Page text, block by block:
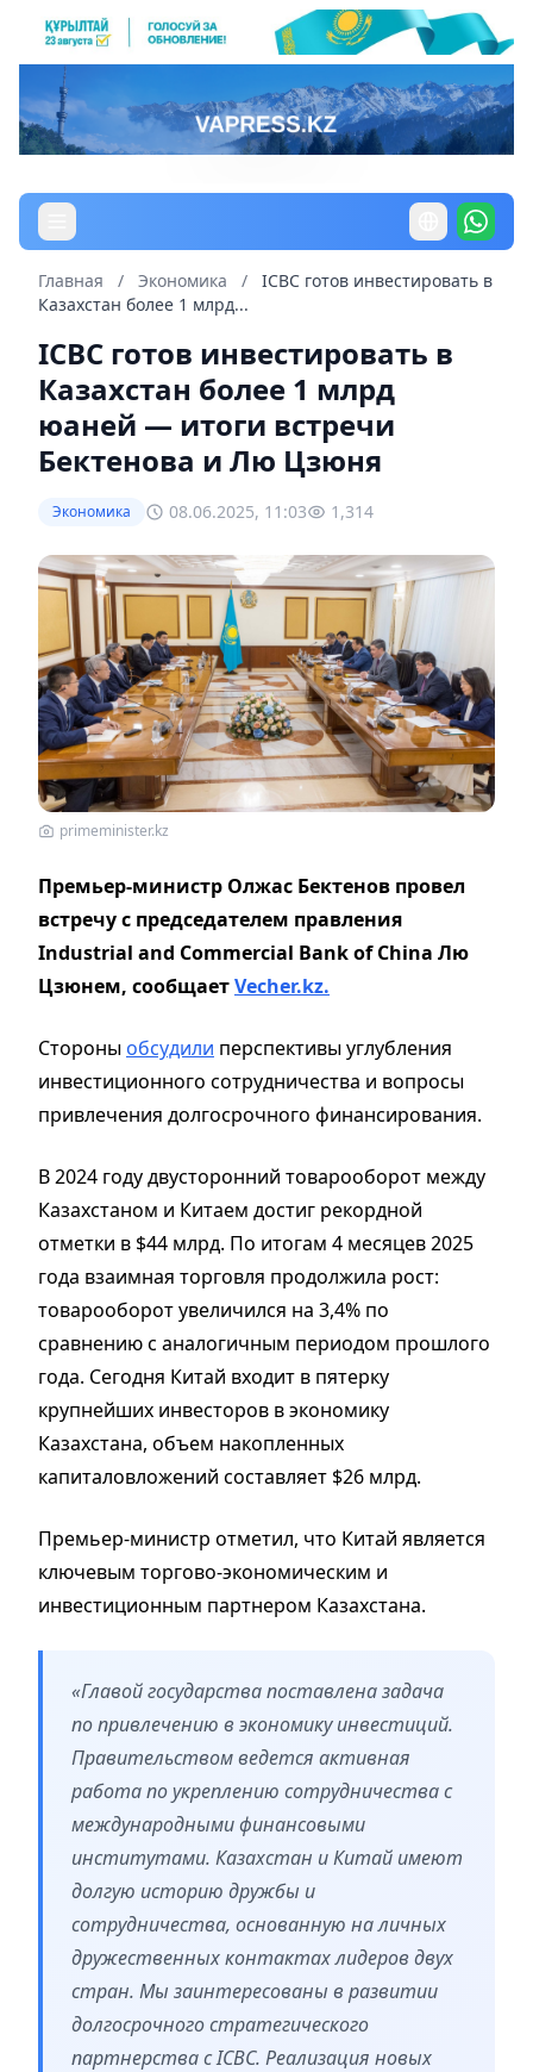
Главная / Экономика /
ICBC готов инвестировать в
Казахстан более 1 млрд...
ICBC готов инвестировать в
Казахстан более 1 млрд
юаней — итоги встречи
Бектенова и Лю Цзюня
Экономика 08.06.2025, 11:03 1,314
primeminister.kz
Премьер-министр Олжас Бектенов провел
встречу с председателем правления
Industrial and Commercial Bank of China Лю
Цзюнем, сообщаетVecher.kz.
Стороны обсудили перспективы углубления
инвестиционного сотрудничества и вопросы
привлечения долгосрочного финансирования.
В 2024 году двусторонний товарооборот между
Казахстаном и Китаем достиг рекордной
отметки в $44 млрд. По итогам 4 месяцев 2025
года взаимная торговля продолжила рост:
товарооборот увеличился на 3,4% по
сравнению с аналогичным периодом прошлого
года. Сегодня Китай входит в пятерку
крупнейших инвесторов в экономику
Казахстана, объем накопленных
капиталовложений составляет $26 млрд.
Премьер-министр отметил, что Китай является
ключевым торгово-экономическим и
инвестиционным партнером Казахстана.
«Главой государства поставлена задача
по привлечению в экономику инвестиций.
Правительством ведется активная
работа по укреплению сотрудничества с
международными финансовыми
институтами. Казахстан и Китай имеют
долгую историю дружбы и
сотрудничества, основанную на личных
дружественных контактах лидеров двух
стран. Мы заинтересованы в развитии
долгосрочного стратегического
партнерства с ICBC. Реализация новых